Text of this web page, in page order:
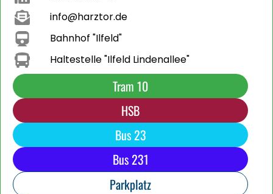
info@harztor.de
Bahnhof "Ilfeld"
Haltestelle "Ilfeld Lindenallee"
Tram 10
HSB
Bus 23
Bus 231
Parkplatz